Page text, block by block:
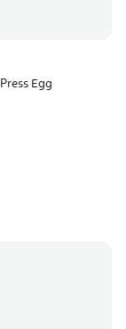
Egg